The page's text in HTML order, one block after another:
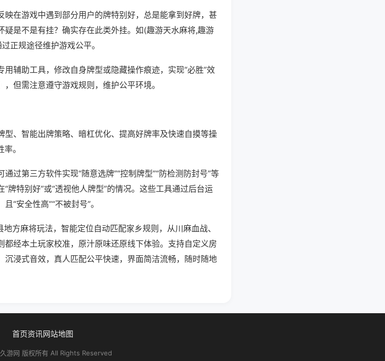
映在游戏中遇到部分用户的牌特别好，总是能拿到好牌，甚
疑是不是有挂？确实存在此类外挂。如(趣游天水麻将,趣游
正规途径维护游戏公平。
辅助工具，修改自身牌型或隐藏操作痕迹，实现“必胜”效
但需注意遵守游戏规则，维护公平环境。
型、智能出牌策略、暗杠优化、提高好牌率及快速自摸等操
。
过第三方软件实现“随意选牌”“控制牌型”“防检测防封号”等
牌特别好”或“透视他人牌型”的情况。这些工具通过后台运
“安全性高”“不被封号”。
方麻将玩法，智能定位自动匹配家乡规则，从川麻血战、
都经本土玩家校准，原汁原味还原线下体验。支持自定义房
沉浸式音效，真人匹配公平快速，界面简洁流畅，随时随地
首页资讯网站地图
游网 版权所有 All Rights Reserved